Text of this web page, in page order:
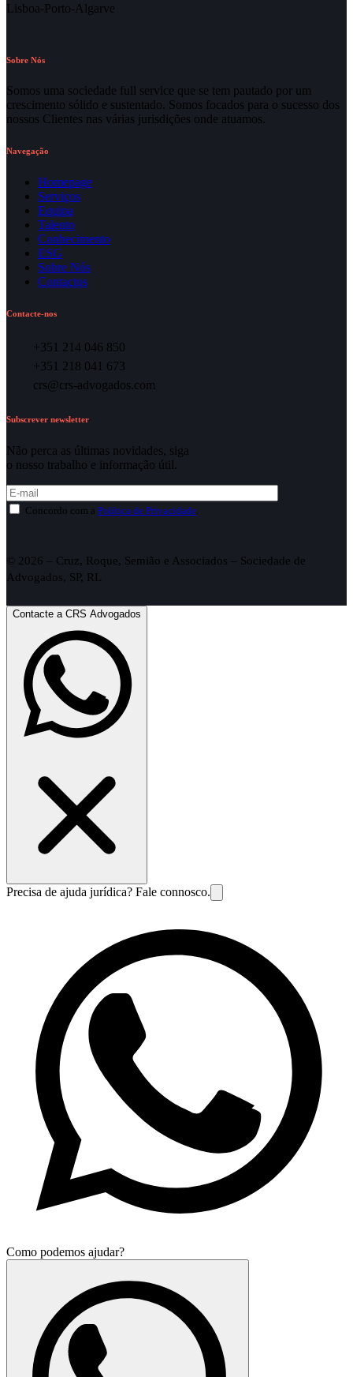
Lisboa-Porto-Algarve
Sobre Nós
Somos uma sociedade full service que se tem pautado por um
crescimento sólido e sustentado. Somos focados para o sucesso dos
nossos Clientes nas várias jurisdições onde atuamos.
Navegação
Homepage
Serviços
Equipa
Talento
Conhecimento
ESG
Sobre Nós
Contactos
Contacte-nos
+351 214 046 850
+351 218 041 673
crs@crs-advogados.com
Subscrever newsletter
Não perca as últimas novidades, siga
o nosso trabalho e informação útil.
Concordo com a Política de Privacidade.
© 2026 – Cruz, Roque, Semião e Associados – Sociedade de
Advogados, SP, RL
Contacte a CRS Advogados
Precisa de ajuda jurídica? Fale connosco.
Como podemos ajudar?